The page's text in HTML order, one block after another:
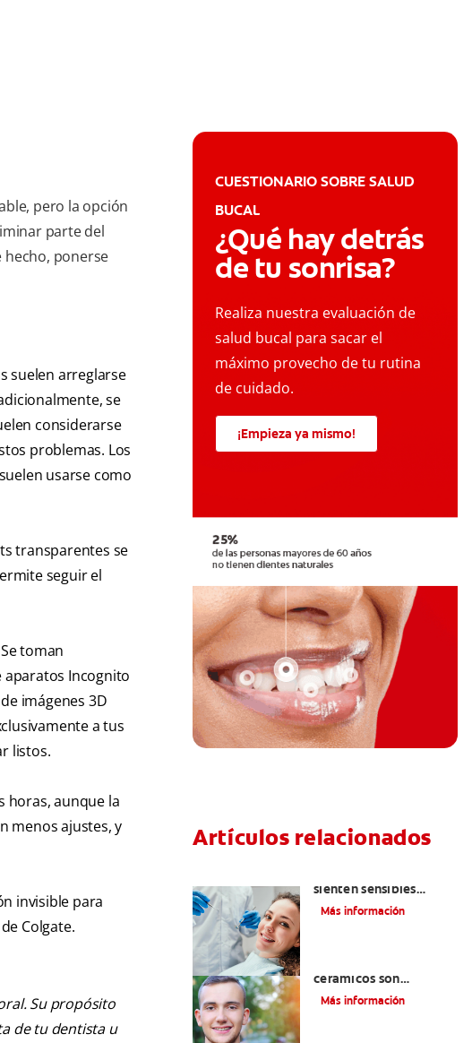
pero la opción
parte del
hecho, ponerse
suelen arreglarse
se
considerarse
problemas. Los
usarse como
transparentes se
seguir el
toman
aparatos Incognito
imágenes 3D
a tus
listos.
horas, aunque la
menos ajustes, y
invisible para
Colgate.
Su propósito
de tu dentista u
CUESTIONARIO SOBRE SALUD
BUCAL
¿Qué hay detrás
de tu sonrisa?
Realiza nuestra evaluación de
salud bucal para sacar el
máximo provecho de tu rutina
de cuidado.
¡Empieza ya mismo!
Artículos relacionados
sienten sensibles
después de una
Más información
cerámicos son
adecuados para usted?
Más información